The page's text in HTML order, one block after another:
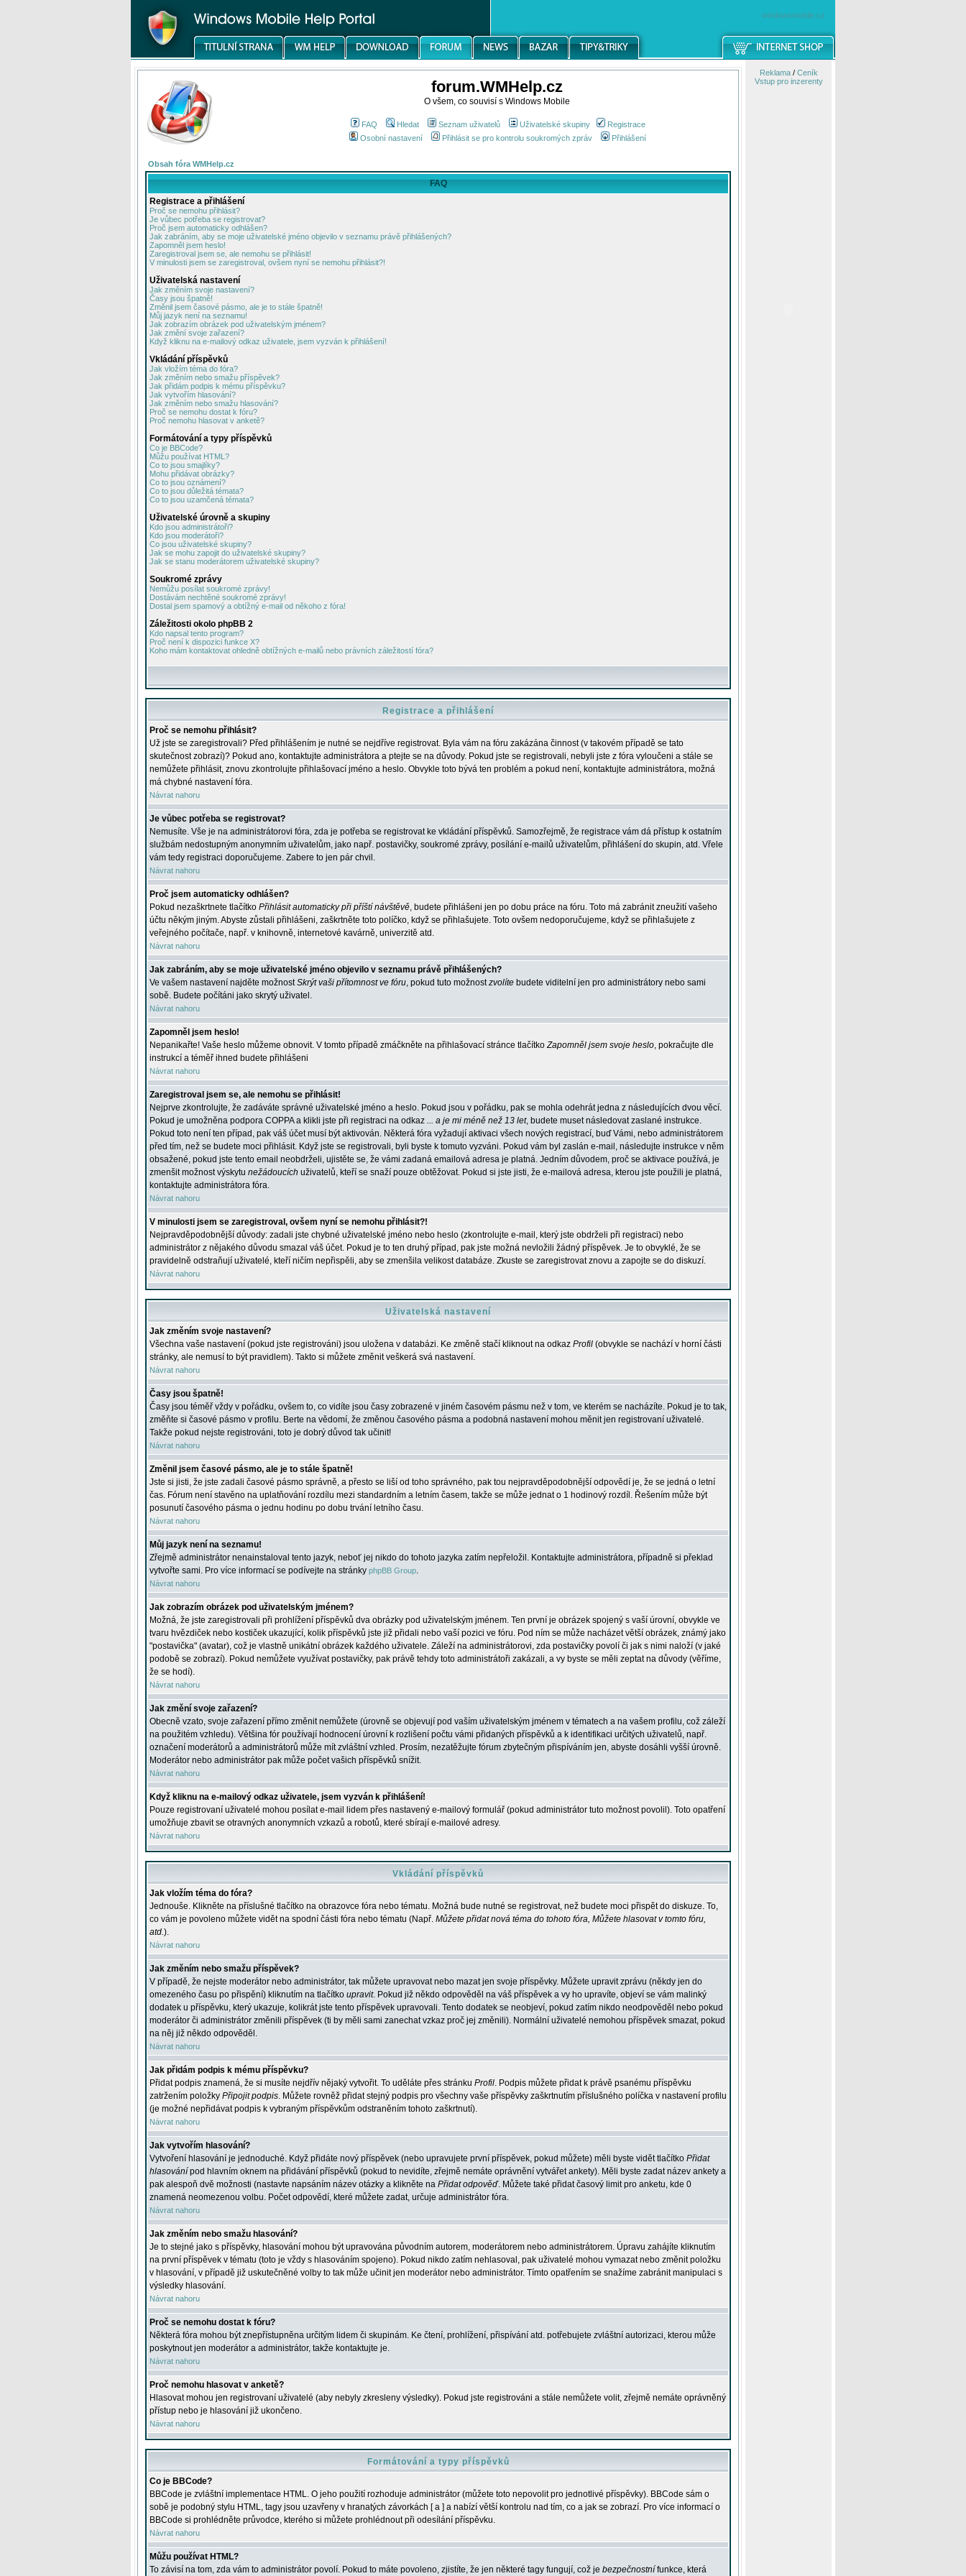
windowsmobile.cz
forum.WMHelp.cz
O všem, co souvisí s Windows Mobile
FAQ Hledat Seznam uživatelů Uživatelské skupiny
Registrace
Osobní nastavení
Přihlásit se pro kontrolu soukromých zpráv Přihlášení
Obsah fóra WMHelp.cz
FAQ
Registrace a přihlášení
Proč se nemohu přihlásit?
Je vůbec potřeba se registrovat?
Proč jsem automaticky odhlášen?
Jak zabráním, aby se moje uživatelské jméno objevilo v seznamu právě přihlášených?
Zapomněl jsem heslo!
Zaregistroval jsem se, ale nemohu se přihlásit!
V minulosti jsem se zaregistroval, ovšem nyní se nemohu přihlásit?!
Uživatelská nastavení
Jak změním svoje nastavení?
Časy jsou špatně!
Změnil jsem časové pásmo, ale je to stále špatně!
Můj jazyk není na seznamu!
Jak zobrazím obrázek pod uživatelským jménem?
Jak změní svoje zařazení?
Když kliknu na e-mailový odkaz uživatele, jsem vyzván k přihlášení!
Vkládání příspěvků
Jak vložím téma do fóra?
Jak změním nebo smažu příspěvek?
Jak přidám podpis k mému příspěvku?
Jak vytvořím hlasování?
Jak změním nebo smažu hlasování?
Proč se nemohu dostat k fóru?
Proč nemohu hlasovat v anketě?
Formátování a typy příspěvků
Co je BBCode?
Můžu používat HTML?
Co to jsou smajlíky?
Mohu přidávat obrázky?
Co to jsou oznámení?
Co to jsou důležitá témata?
Co to jsou uzamčená témata?
Uživatelské úrovně a skupiny
Kdo jsou administrátoři?
Kdo jsou moderátoři?
Co jsou uživatelské skupiny?
Jak se mohu zapojit do uživatelské skupiny?
Jak se stanu moderátorem uživatelské skupiny?
Soukromé zprávy
Nemůžu posílat soukromé zprávy!
Dostávám nechtěné soukromé zprávy!
Dostal jsem spamový a obtížný e-mail od někoho z fóra!
Záležitosti okolo phpBB 2
Kdo napsal tento program?
Proč není k dispozici funkce X?
Koho mám kontaktovat ohledně obtížných e-mailů nebo právních záležitostí fóra?
Registrace a přihlášení
Proč se nemohu přihlásit?
Už jste se zaregistrovali? Před přihlášením je nutné se nejdříve registrovat. Byla vám na fóru zakázána činnost (v takovém případě se tato
skutečnost zobrazí)? Pokud ano, kontaktujte administrátora a ptejte se na důvody. Pokud jste se registrovali, nebyli jste z fóra vyloučeni a stále se
nemůžete přihlásit, znovu zkontrolujte přihlašovací jméno a heslo. Obvykle toto bývá ten problém a pokud není, kontaktujte administrátora, možná
má chybné nastavení fóra.
Návrat nahoru
Je vůbec potřeba se registrovat?
Nemusíte. Vše je na administrátorovi fóra, zda je potřeba se registrovat ke vkládání příspěvků. Samozřejmě, že registrace vám dá přístup k ostatním
službám nedostupným anonymním uživatelům, jako např. postavičky, soukromé zprávy, posílání e-mailů uživatelům, přihlášení do skupin, atd. Vřele
vám tedy registraci doporučujeme. Zabere to jen pár chvil.
Návrat nahoru
Proč jsem automaticky odhlášen?
Pokud nezaškrtnete tlačítko Přihlásit automaticky při příští návštěvě, budete přihlášeni jen po dobu práce na fóru. Toto má zabránit zneužití vašeho
účtu někým jiným. Abyste zůstali přihlášeni, zaškrtněte toto políčko, když se přihlašujete. Toto ovšem nedoporučujeme, když se přihlašujete z
veřejného počítače, např. v knihovně, internetové kavárně, univerzitě atd.
Návrat nahoru
Jak zabráním, aby se moje uživatelské jméno objevilo v seznamu právě přihlášených?
Ve vašem nastavení najděte možnostSkrýt vaši přítomnost ve fóru, pokud tuto možnostzvolíte budete viditelní jen pro administrátory nebo sami
sobě. Budete počítáni jako skrytý uživatel.
Návrat nahoru
Zapomněl jsem heslo!
Nepanikařte! Vaše heslo můžeme obnovit. V tomto případě zmáčkněte na přihlašovací stránce tlačítkoZapomněl jsem svoje heslo, pokračujte dle
instrukcí a téměř ihned budete přihlášeni
Návrat nahoru
Zaregistroval jsem se, ale nemohu se přihlásit!
Nejprve zkontrolujte, že zadáváte správné uživatelské jméno a heslo. Pokud jsou v pořádku, pak se mohla odehrát jedna z následujících dvou věcí.
Pokud je umožněna podpora COPPA a klikli jste při registraci na odkaz ... a je mi méně než 13 let, budete muset následovat zaslané instrukce.
Pokud toto není ten případ, pak váš účet musí být aktivován. Některá fóra vyžadují aktivaci všech nových registrací, buď Vámi, nebo administrátorem
před tím, než se budete moci přihlásit. Když jste se registrovali, byli byste k tomuto vyzváni. Pokud vám byl zaslán e-mail, následujte instrukce v něm
obsažené, pokud jste tento email neobdrželi, ujistěte se, že vámi zadaná emailová adresa je platná. Jedním důvodem, proč se aktivace používá, je
zmenšit možnost výskytu nežádoucích uživatelů, kteří se snaží pouze obtěžovat. Pokud si jste jisti, že e-mailová adresa, kterou jste použili je platná,
kontaktujte administrátora fóra.
Návrat nahoru
V minulosti jsem se zaregistroval, ovšem nyní se nemohu přihlásit?!
Nejpravděpodobnější důvody: zadali jste chybné uživatelské jméno nebo heslo (zkontrolujte e-mail, který jste obdrželi při registraci) nebo
administrátor z nějakého důvodu smazal váš účet. Pokud je to ten druhý případ, pak jste možná nevložili žádný příspěvek. Je to obvyklé, že se
pravidelně odstraňují uživatelé, kteří ničím nepřispěli, aby se zmenšila velikost databáze. Zkuste se zaregistrovat znovu a zapojte se do diskuzí.
Návrat nahoru
Uživatelská nastavení
Jak změním svoje nastavení?
Všechna vaše nastavení (pokud jste registrováni) jsou uložena v databázi. Ke změně stačí kliknout na odkaz Profil (obvykle se nachází v horní části
stránky, ale nemusí to být pravidlem). Takto si můžete změnit veškerá svá nastavení.
Návrat nahoru
Časy jsou špatně!
Časy jsou téměř vždy v pořádku, ovšem to, co vidíte jsou časy zobrazené v jiném časovém pásmu než v tom, ve kterém se nacházíte. Pokud je to tak,
změňte si časové pásmo v profilu. Berte na vědomí, že změnou časového pásma a podobná nastavení mohou měnit jen registrovaní uživatelé.
Takže pokud nejste registrováni, toto je dobrý důvod tak učinit!
Návrat nahoru
Změnil jsem časové pásmo, ale je to stále špatně!
Jste si jisti, že jste zadali časové pásmo správně, a přesto se liší od toho správného, pak tou nejpravděpodobnější odpovědí je, že se jedná o letní
čas. Fórum není stavěno na uplatňování rozdílu mezi standardním a letním časem, takže se může jednat o 1 hodinový rozdíl. Řešením může být
posunutí časového pásma o jednu hodinu po dobu trvání letního času.
Návrat nahoru
Můj jazyk není na seznamu!
Zřejmě administrátor nenainstaloval tento jazyk, neboť jej nikdo do tohoto jazyka zatím nepřeložil. Kontaktujte administrátora, případně si překlad
vytvořte sami. Pro více informací se podívejte na stránky phpBB Group.
Návrat nahoru
Jak zobrazím obrázek pod uživatelským jménem?
Možná, že jste zaregistrovali při prohlížení příspěvků dva obrázky pod uživatelským jménem. Ten první je obrázek spojený s vaší úrovní, obvykle ve
tvaru hvězdiček nebo kostiček ukazující, kolik příspěvků jste již přidali nebo vaší pozici ve fóru. Pod ním se může nacházet větší obrázek, známý jako
"postavička" (avatar), což je vlastně unikátní obrázek každého uživatele. Záleží na administrátorovi, zda postavičky povolí či jak s nimi naloží (v jaké
podobě se zobrazí). Pokud nemůžete využívat postavičky, pak právě tehdy toto administrátoři zakázali, a vy byste se měli zeptat na důvody (věříme,
že se hodí).
Návrat nahoru
Jak změní svoje zařazení?
Obecně vzato, svoje zařazení přímo změnit nemůžete (úrovně se objevují pod vaším uživatelským jménem v tématech a na vašem profilu, což záleží
na použitém vzhledu). Většina fór používají hodnocení úrovní k rozlišení počtu vámi přidaných příspěvků a k identifikaci určitých uživatelů, např.
označení moderátorů a administrátorů může mít zvláštní vzhled. Prosím, nezatěžujte fórum zbytečným přispíváním jen, abyste dosáhli vyšší úrovně.
Moderátor nebo administrátor pak může počet vašich příspěvků snížit.
Návrat nahoru
Když kliknu na e-mailový odkaz uživatele, jsem vyzván k přihlášení!
Pouze registrovaní uživatelé mohou posílat e-mail lidem přes nastavený e-mailový formulář (pokud administrátor tuto možnost povolil). Toto opatření
umožňuje zbavit se otravných anonymních vzkazů a robotů, které sbírají e-mailové adresy.
Návrat nahoru
Vkládání příspěvků
Jak vložím téma do fóra?
Jednouše. Klikněte na příslušné tlačítko na obrazovce fóra nebo tématu. Možná bude nutné se registrovat, než budete moci přispět do diskuze. To,
co vám je povoleno můžete vidět na spodní části fóra nebo tématu (Např. Můžete přidat nová téma do tohoto fóra, Můžete hlasovat v tomto fóru,
atd.).
Návrat nahoru
Jak změním nebo smažu příspěvek?
V případě, že nejste moderátor nebo administrátor, tak můžete upravovat nebo mazat jen svoje příspěvky. Můžete upravit zprávu (někdy jen do
omezeného času po přispění) kliknutím na tlačítko upravit. Pokud již někdo odpověděl na váš příspěvek a vy ho upravíte, objeví se vám malinký
dodatek u příspěvku, který ukazuje, kolikrát jste tento příspěvek upravovali. Tento dodatek se neobjeví, pokud zatím nikdo neodpověděl nebo pokud
moderátor či administrátor změnili příspěvek (ti by měli sami zanechat vzkaz proč jej změnili). Normální uživatelé nemohou příspěvek smazat, pokud
na něj již někdo odpověděl.
Návrat nahoru
Jak přidám podpis k mému příspěvku?
Přidat podpis znamená, že si musíte nejdřív nějaký vytvořit. To uděláte přes stránku Profil. Podpis můžete přidat k právě psanému příspěvku
zatržením položky Připojit podpis. Můžete rovněž přidat stejný podpis pro všechny vaše příspěvky zaškrtnutím příslušného políčka v nastavení profilu
(je možné nepřidávat podpis k vybraným příspěvkům odstraněním tohoto zaškrtnutí).
Návrat nahoru
Jak vytvořím hlasování?
Vytvoření hlasování je jednoduché. Když přidáte nový příspěvek (nebo upravujete první příspěvek, pokud můžete) měli byste vidět tlačítko Přidat
hlasování pod hlavním oknem na přidávání příspěvků (pokud to nevidíte, zřejmě nemáte oprávnění vytvářet ankety). Měli byste zadat název ankety a
pak alespoň dvě možnosti (nastavte napsáním název otázky a klikněte na Přidat odpověď. Můžete také přidat časový limit pro anketu, kde 0
znamená neomezenou volbu. Počet odpovědí, které můžete zadat, určuje administrátor fóra.
Návrat nahoru
Jak změním nebo smažu hlasování?
Je to stejné jako s příspěvky, hlasování mohou být upravována původním autorem, moderátorem nebo administrátorem. Úpravu zahájíte kliknutím
na první příspěvek v tématu (toto je vždy s hlasováním spojeno). Pokud nikdo zatím nehlasoval, pak uživatelé mohou vymazat nebo změnit položku
v hlasování, v případě již uskutečněné volby to tak může učinit jen moderátor nebo administrátor. Tímto opatřením se snažíme zabránit manipulaci s
výsledky hlasování.
Návrat nahoru
Proč se nemohu dostat k fóru?
Některá fóra mohou být znepřístupněna určitým lidem či skupinám. Ke čtení, prohlížení, přispívání atd. potřebujete zvláštní autorizaci, kterou může
poskytnout jen moderátor a administrátor, takže kontaktujte je.
Návrat nahoru
Proč nemohu hlasovat v anketě?
Hlasovat mohou jen registrovaní uživatelé (aby nebyly zkresleny výsledky). Pokud jste registrováni a stále nemůžete volit, zřejmě nemáte oprávněný
přístup nebo je hlasování již ukončeno.
Návrat nahoru
Formátování a typy příspěvků
Co je BBCode?
BBCode je zvláštní implementace HTML. O jeho použití rozhoduje administrátor (můžete toto nepovolit pro jednotlivé příspěvky). BBCode sám o
sobě je podobný stylu HTML, tagy jsou uzavřeny v hranatých závorkách [ a ] a nabízí větší kontrolu nad tím, co a jak se zobrazí. Pro více informací o
BBCode si prohlédněte průvodce, kterého si můžete prohlédnout při odesílání příspěvku.
Návrat nahoru
Můžu používat HTML?
To závisí na tom, zda vám to administrátor povolí. Pokud to máte povoleno, zjistíte, že jen některé tagy fungují, což je bezpečnostní funkce, která
Reklama/ Ceník
Vstup pro inzerenty